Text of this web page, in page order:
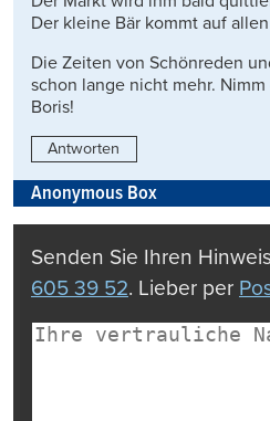
Der kleine Bär kommt auf
Die Zeiten von Schönreden
schon lange nicht mehr.
Boris!
Antworten
Anonymous Box
Senden Sie Ihren
605 39 52. Lieber per